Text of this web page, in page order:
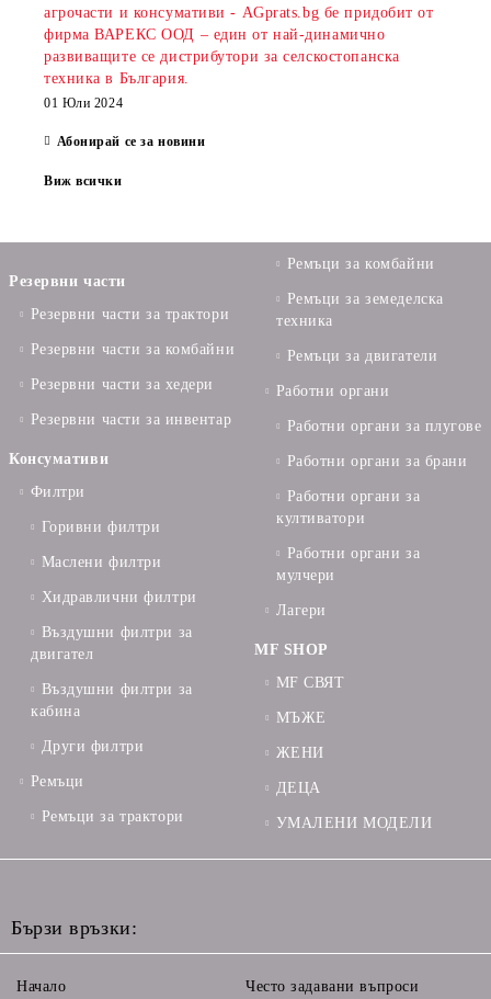
агрочасти и консумативи - AGprats.bg бе придобит от
фирма ВАРЕКС ООД – един от най-динамично
развиващите се дистрибутори за селскостопанска
техника в България.
01 Юли 2024
Абонирай се за новини
Виж всички
Резервни части
Резервни части за трактори
Резервни части за комбайни
Резервни части за хедери
Резервни части за инвентар
Консумативи
Филтри
Горивни филтри
Маслени филтри
Хидравлични филтри
Въздушни филтри за
двигател
Въздушни филтри за
кабина
Други филтри
Ремъци
Ремъци за трактори
Ремъци за комбайни
Ремъци за земеделска
техника
Ремъци за двигатели
Работни органи
Работни органи за плугове
Работни органи за брани
Работни органи за
култиватори
Работни органи за
мулчери
Лагери
MF SHOP
MF СВЯТ
МЪЖЕ
ЖЕНИ
ДЕЦА
УМАЛЕНИ МОДЕЛИ
Бързи връзки:
Начало Често задавани въпроси